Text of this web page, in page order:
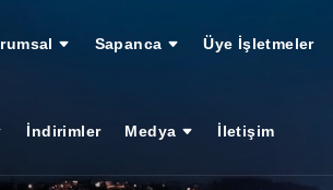
Sapanca Üye İşletmeler
İndirimler Medya İletişim